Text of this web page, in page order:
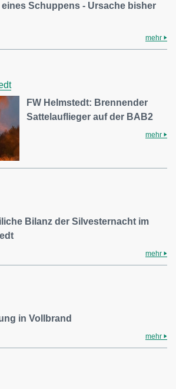
eines Schuppens - Ursache bisher
mehr
FW Helmstedt: Brennender
Sattelauflieger auf der BAB2
mehr
Bilanz der Silvesternacht im
mehr
in Vollbrand
mehr